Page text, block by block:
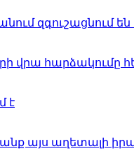
զգուշացնում
վրա հարձակումը
է
այս աղետալի